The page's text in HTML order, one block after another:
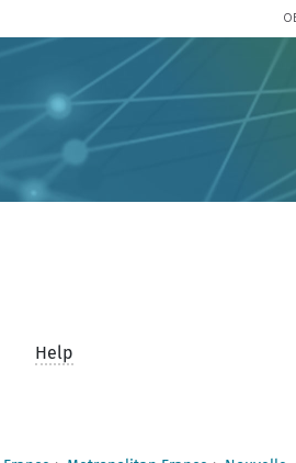
Help